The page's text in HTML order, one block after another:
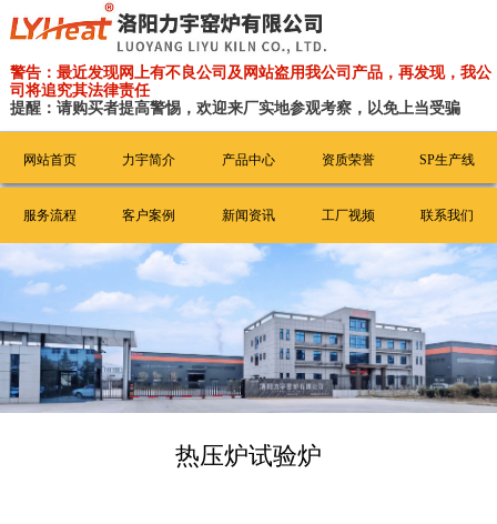
警告：最近发现网上有不良公司及网站盗用我公司产品，再发现，我公
司将追究其法律责任
提醒：请购买者提高警惕，欢迎来厂实地参观考察，以免上当受骗
网站首页 力宇简介 产品中心 资质荣誉 SP生产线
服务流程 客户案例 新闻资讯 工厂视频 联系我们
热压炉试验炉